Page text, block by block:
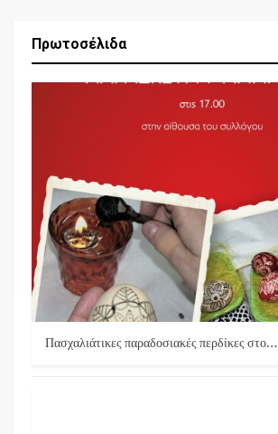
Πρωτοσέλιδα
Πασχαλιάτικες παραδοσιακές περδίκες στο…